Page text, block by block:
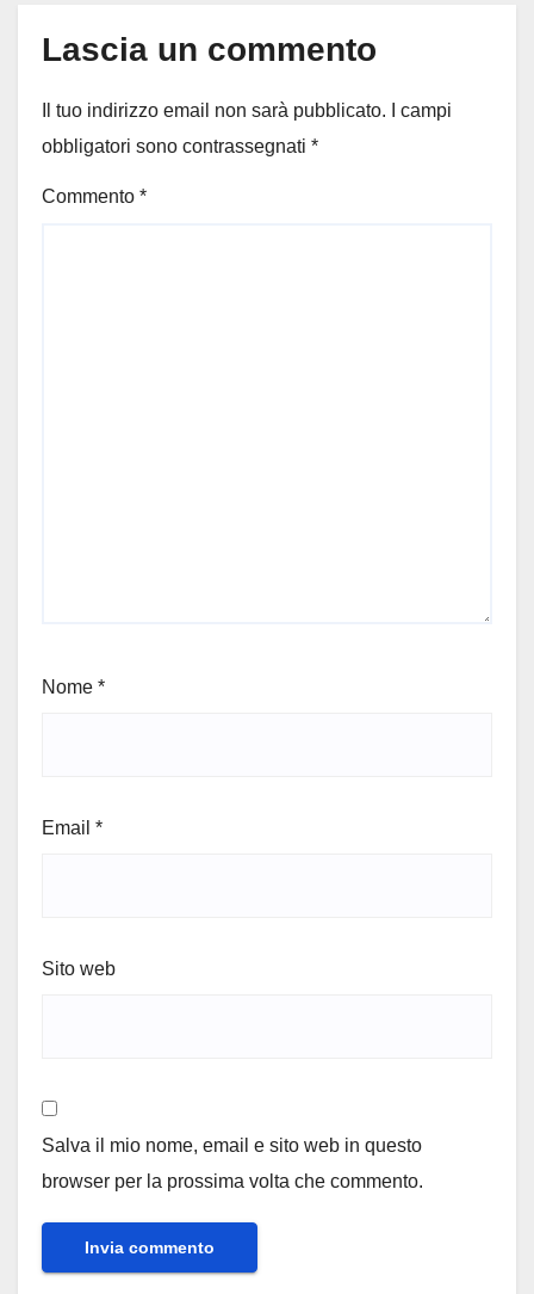
Lascia un commento
Il tuo indirizzo email non sarà pubblicato.
I campi
obbligatori sono contrassegnati *
Commento *
Nome *
Email *
Sito web
Salva il mio nome, email e sito web in questo
browser per la prossima volta che commento.